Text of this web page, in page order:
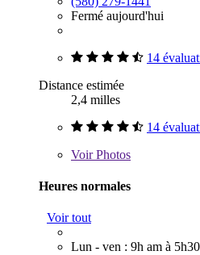
Fermé aujourd'hui
14
Distance estimée
2,4 milles
14
VoirPhotos
Heures normales
Voir tout
Lun - ven : 9h am à